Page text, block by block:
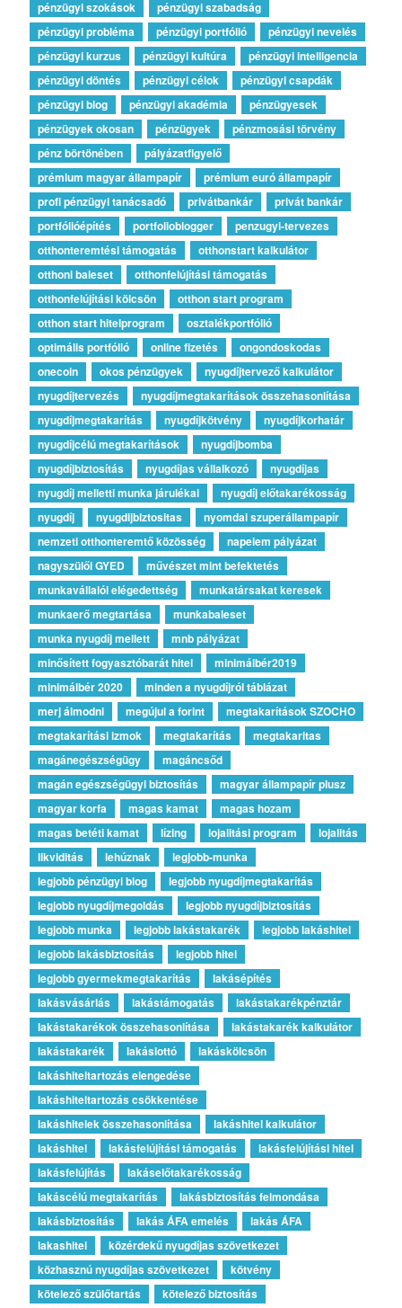
pénzügyi szokások
pénzügyi szabadság
pénzügyi probléma
pénzügyi portfólió
pénzügyi nevelés
pénzügyi kurzus
pénzügyi kultúra
pénzügyi intelligencia
pénzügyi döntés
pénzügyi célok
pénzügyi csapdák
pénzügyi blog
pénzügyi akadémia
pénzügyesek
pénzügyek okosan
pénzügyek
pénzmosási törvény
pénz börtönében
pályázatfigyelő
prémium magyar állampapír
prémium euró állampapír
profi pénzügyi tanácsadó
privátbankár
privát bankár
portfólióépítés
portfolioblogger
penzugyi-tervezes
otthonteremtési támogatás
otthonstart kalkulátor
otthoni baleset
otthonfelújítási támogatás
otthonfelújítási kölcsön
otthon start program
otthon start hitelprogram
osztalékportfólió
optimális portfólió
online fizetés
ongondoskodas
onecoin
okos pénzügyek
nyugdíjtervező kalkulátor
nyugdíjtervezés
nyugdíjmegtakarítások összehasonlítása
nyugdíjmegtakarítás
nyugdíjkötvény
nyugdíjkorhatár
nyugdíjcélú megtakarítások
nyugdíjbomba
nyugdíjbiztosítás
nyugdíjas vállalkozó
nyugdíjas
nyugdíj melletti munka járulékai
nyugdíj előtakarékosság
nyugdíj
nyugdijbiztositas
nyomdai szuperállampapír
nemzeti otthonteremtő közösség
napelem pályázat
nagyszülői GYED
művészet mint befektetés
munkavállalói elégedettség
munkatársakat keresek
munkaerő megtartása
munkabaleset
munka nyugdíj mellett
mnb pályázat
minősített fogyasztóbarát hitel
minimálbér2019
minimálbér 2020
minden a nyugdíjról táblázat
merj álmodni
megújul a forint
megtakarítások SZOCHO
megtakarítási izmok
megtakarítás
megtakaritas
magánegészségügy
magáncsőd
magán egészségügyi biztosítás
magyar állampapír plusz
magyar korfa
magas kamat
magas hozam
magas betéti kamat
lízing lojalitási program
lojalitás
likviditás
lehúznak
legjobb-munka
legjobb pénzügyi blog
legjobb nyugdíjmegtakarítás
legjobb nyugdíjmegoldás
legjobb nyugdíjbiztosítás
legjobb munka
legjobb lakástakarék
legjobb lakáshitel
legjobb lakásbiztosítás
legjobb hitel
legjobb gyermekmegtakarítás
lakásépítés
lakásvásárlás
lakástámogatás
lakástakarékpénztár
lakástakarékok összehasonlítása
lakástakarék kalkulátor
lakástakarék
lakáslottó
lakáskölcsön
lakáshiteltartozás elengedése
lakáshiteltartozás csökkentése
lakáshitelek összehasonlítása
lakáshitel kalkulátor
lakáshitel
lakásfelújítási támogatás
lakásfelújítási hitel
lakásfelújítás
lakáselőtakarékosság
lakáscélú megtakarítás
lakásbiztosítás felmondása
lakásbiztosítás
lakás ÁFA emelés
lakás ÁFA
lakashitel
közérdekű nyugdíjas szövetkezet
közhasznú nyugdíjas szövetkezet
kötvény
kötelező szülőtartás
kötelező biztosítás